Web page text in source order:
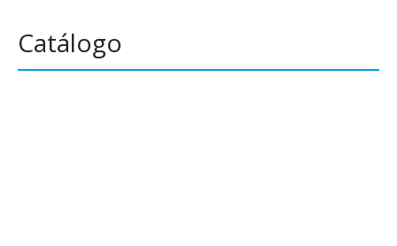
Catálogo